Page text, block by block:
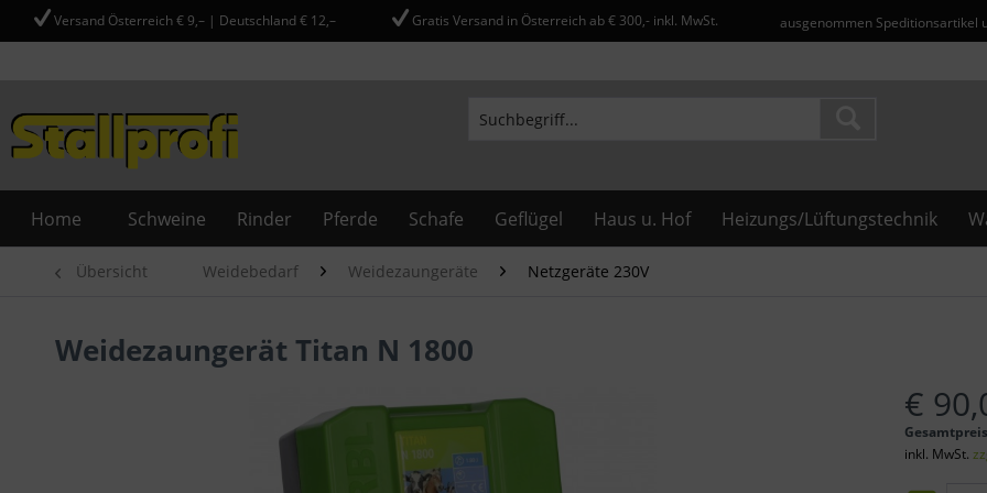
Versand Österreich € 9,– | Deutschland € 12,– Gratis Versand in Österreich ab € 300,- inkl. MwSt. ausgenommen Speditionsartikel
Home Schweine Rinder Pferde Schafe Geflügel Haus u. Hof Heizungs/Lüftungstechnik
Übersicht Weidebedarf Weidezaungeräte Netzgeräte 230V
Weidezaungerät Titan N 1800
€
inkl. MwSt.